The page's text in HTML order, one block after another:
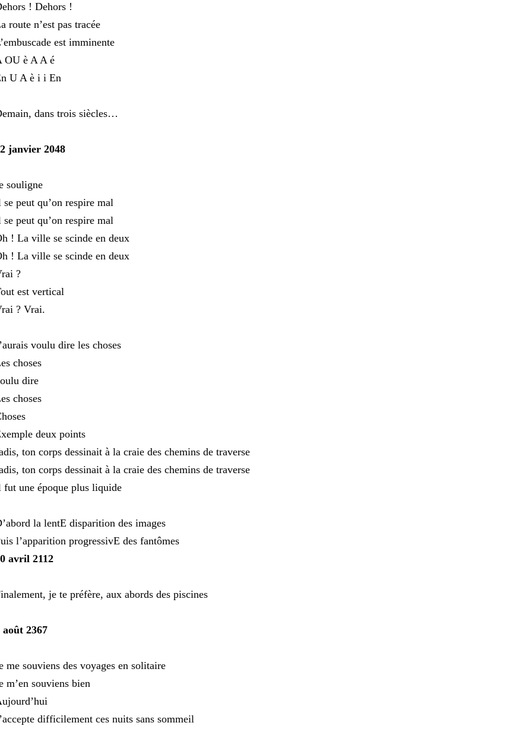
! Dehors !
route n’est pas tracée
est imminente
OU è A A é
U A è i i En
dans trois siècles…
janvier 2048
souligne
se peut qu’on respire mal
se peut qu’on respire mal
! La ville se scinde en deux
! La ville se scinde en deux
?
est vertical
? Vrai.
voulu dire les choses
choses
dire
choses
deux points
ton corps dessinait à la craie des chemins de traverse
ton corps dessinait à la craie des chemins de traverse
fut une époque plus liquide
la lentE disparition des images
l’apparition progressivE des fantômes
avril 2112
je te préfère, aux abords des piscines
août 2367
me souviens des voyages en solitaire
m’en souviens bien
difficilement ces nuits sans sommeil